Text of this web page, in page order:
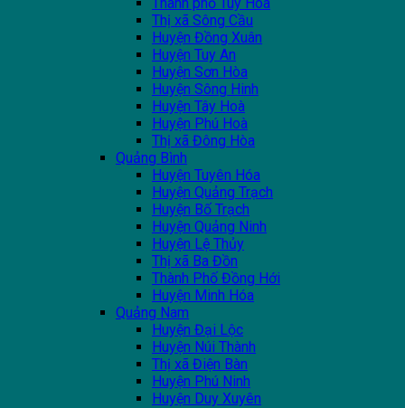
Thị xã Sông Cầu
Huyện Đồng Xuân
Huyện Tuy An
Huyện Sơn Hòa
Huyện Sông Hinh
Huyện Tây Hoà
Huyện Phú Hoà
Thị xã Đông Hòa
Quảng Bình
Huyện Tuyên Hóa
Huyện Quảng Trạch
Huyện Bố Trạch
Huyện Quảng Ninh
Huyện Lệ Thủy
Thị xã Ba Đồn
Thành Phố Đồng Hới
Huyện Minh Hóa
Quảng Nam
Huyện Đại Lộc
Huyện Núi Thành
Thị xã Điện Bàn
Huyện Phú Ninh
Huyện Duy Xuyên